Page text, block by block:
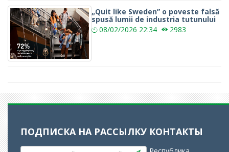
„Quit like Sweden” o poveste falsă
spusă lumii de industria tutunului
08/02/2026 22:34 2983
ПОДПИСКА НА РАССЫЛКУ КОНТАКТЫ